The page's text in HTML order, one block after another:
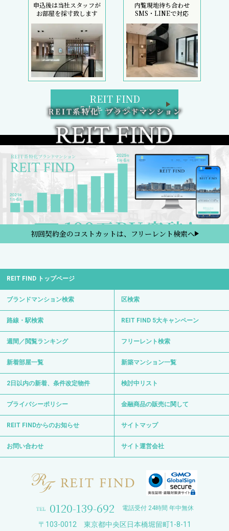
申込後は当社スタッフが
お部屋を採寸致します
内覧現地待ち合わせ
SMS・LINEで対応
REIT FIND
5大キャンペーン
初回契約金のコストカットは、フリーレント検索へ
REIT FIND トップページ
ブランドマンション検索 区検索
路線・駅検索 REIT FIND 5大キャンペーン
週間／閲覧ランキング フリーレント検索
新着部屋一覧 新築マンション一覧
2日以内の新着、条件改定物件 検討中リスト
プライバシーポリシー 金融商品の販売に関して
REIT FINDからのお知らせ サイトマップ
お問い合わせ サイト運営会社
0120-139-692 電話受付 24時間 年中無休
〒103-0012 東京都中央区日本橋堀留町1-8-11